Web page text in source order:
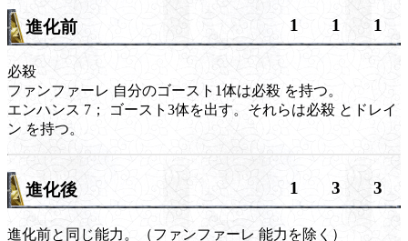
進化前 1 1 1
必殺
ファンファーレ 自分のゴースト1体は必殺 を持つ。
エンハンス 7；
ゴースト3体を出す。それらは必殺 と ドレイ
ン を持つ。
進化後 1 3 3
進化前と同じ能力。（ファンファーレ 能力を除く）